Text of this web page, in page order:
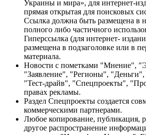
Украины и мира», для интернет-
прямая открытая для поисковых
Ссылка должна быть размещена в
полного либо частичного
Гиперссылка (для интернет-
размещена в подзаголовке или в
материала.
Новости с пометками "Мнение",
"Заявление", "Регионы",
"Тест-драйв", "Спецпроекты",
правах рекламы.
Раздел Спецпроекты создается
коммерческими партнерами.
Любое копирование, публикация,
другое распространение